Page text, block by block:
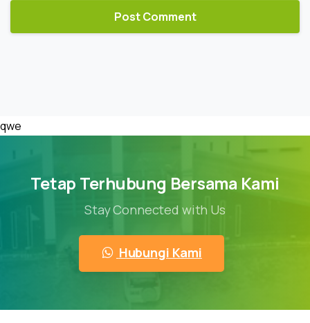
qwe
Tetap Terhubung Bersama Kami
Stay Connected with Us
Hubungi Kami